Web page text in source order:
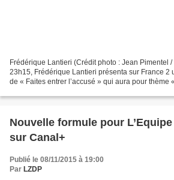
Frédérique Lantieri (Crédit photo : Jean Pimentel
23h15, Frédérique Lantieri présenta sur France 2
de « Faites entrer l’accusé » qui aura pour thème
Nouvelle formule pour
sur Canal+
Publié le 08/11/2015 à 19:00
Par LZDP